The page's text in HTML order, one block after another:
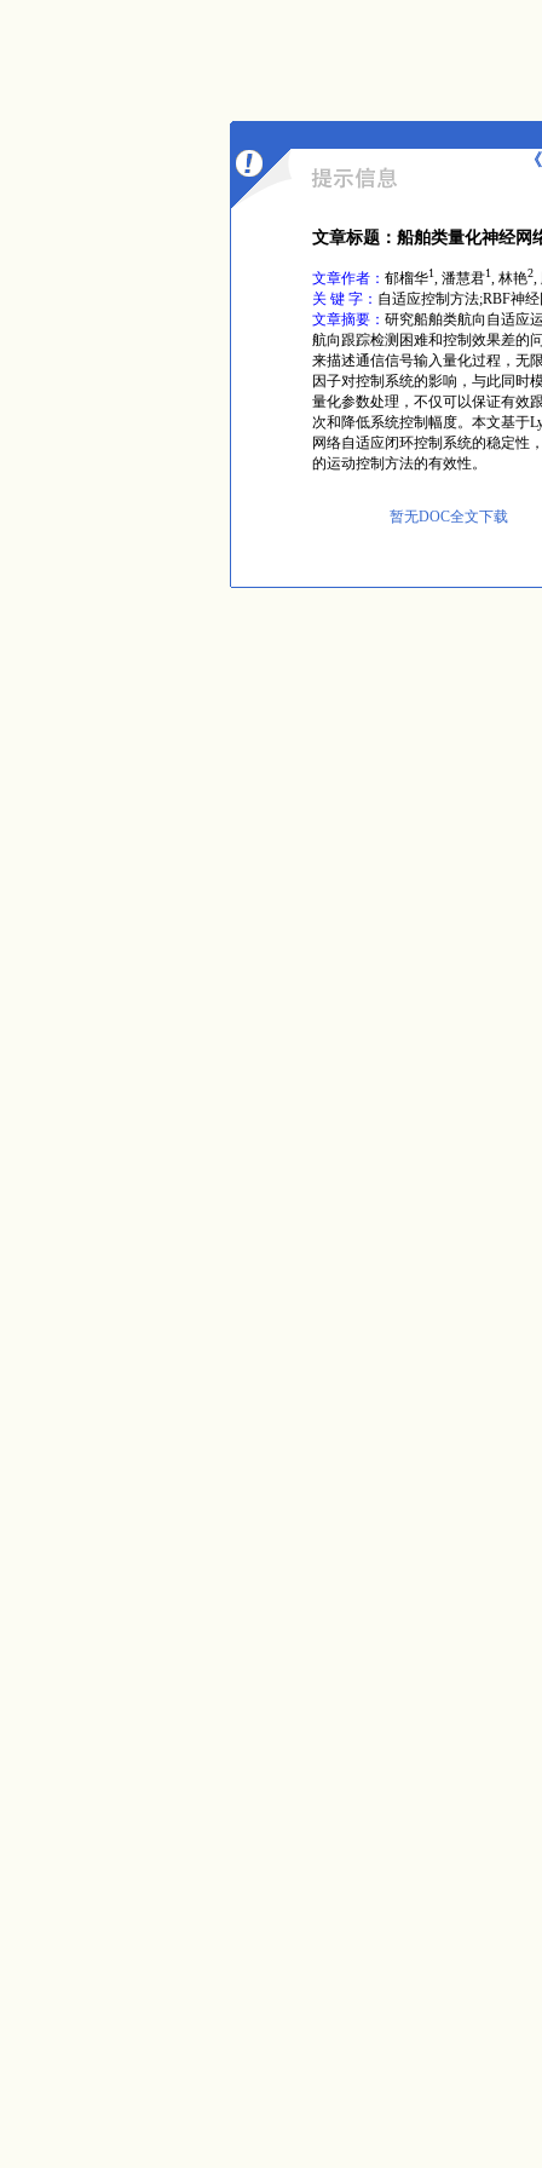
文章标题：船舶类量化神经网
文章作者： 郁榴华1, 潘慧君1, 林艳2,
关 键 字： 自适应控制方法;RBF神
文章摘要： 研究船舶类航向自适应
航向跟踪检测困难和控制效果差的
来描述通信信号输入量化过程，无
因子对控制系统的影响，与此同时
量化参数处理，不仅可以保证有效
次和降低系统控制幅度。本文基于
网络自适应闭环控制系统的稳定性
的运动控制方法的有效性。
暂无DOC全文下载